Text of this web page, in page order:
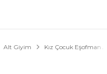
Alt Giyim Kız Çocuk Eşofman